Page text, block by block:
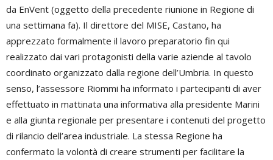
da EnVent (oggetto della precedente riunione in Regione di
una settimana fa). Il direttore del MISE, Castano, ha
apprezzato formalmente il lavoro preparatorio fin qui
realizzato dai vari protagonisti della varie aziende al tavolo
coordinato organizzato dalla regione dell’Umbria. In questo
senso, l’assessore Riommi ha informato i partecipanti di aver
effettuato in mattinata una informativa alla presidente Marini
e alla giunta regionale per presentare i contenuti del progetto
di rilancio dell’area industriale. La stessa Regione ha
confermato la volontà di creare strumenti per facilitare la